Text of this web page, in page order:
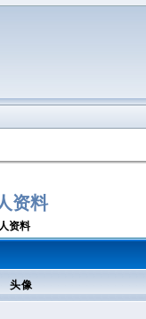
资料
资料
头像